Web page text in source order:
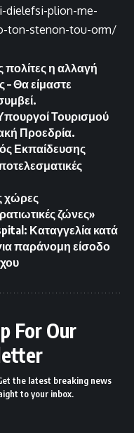
dielefsi-plion-me-
ton-stenon-tou-orm/
πολίτες η αλλαγή
– Θα είμαστε
Τουρισμού
Προεδρία.
Εκπαίδευσης
χώρες
ζώνες»
Καταγγελία κατά
παράνομη είσοδο
For Our
the latest breaking news
to your inbox.